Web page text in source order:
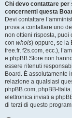
Chi devo contattare per
concernenti questa
Devi contattare
prova a contattare uno
non ottieni risposta, puoi
con whois) oppure, se la
free.fr, f2s.com, ecc.),
e phpBB Store non
essere ritenuti
Board. È assolutamente
relazione a qualsiasi
phpBB.com, phpBB-
elettronica inviati a
di terzi di questo